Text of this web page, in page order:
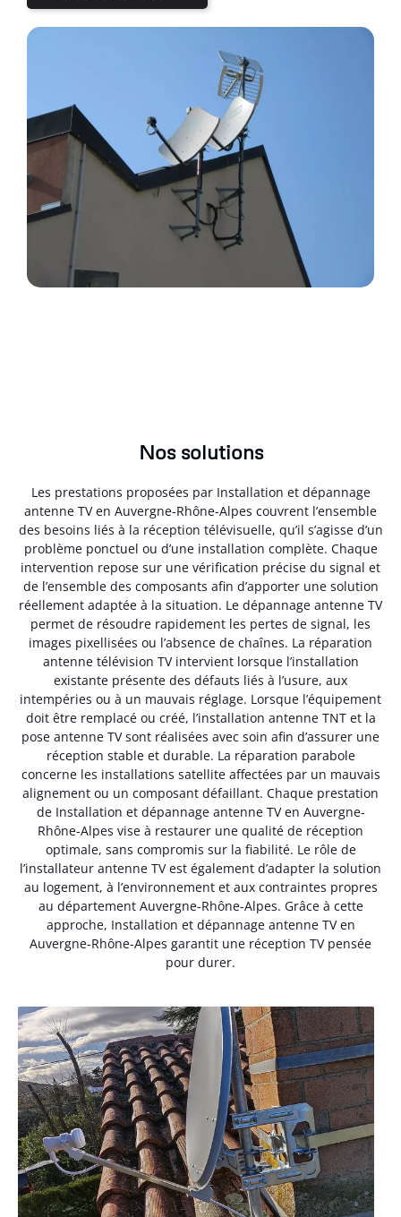
Nos solutions
Les prestations proposées par Installation et dépannage
antenne TV en Auvergne-Rhône-Alpes couvrent l’ensemble
des besoins liés à la réception télévisuelle, qu’il s’agisse d’un
problème ponctuel ou d’une installation complète. Chaque
intervention repose sur une vérification précise du signal et
de l’ensemble des composants afin d’apporter une solution
réellement adaptée à la situation. Le dépannage antenne TV
permet de résoudre rapidement les pertes de signal, les
images pixellisées ou l’absence de chaînes. La réparation
antenne télévision TV intervient lorsque l’installation
existante présente des défauts liés à l’usure, aux
intempéries ou à un mauvais réglage. Lorsque l’équipement
doit être remplacé ou créé, l’installation antenne TNT et la
pose antenne TV sont réalisées avec soin afin d’assurer une
réception stable et durable. La réparation parabole
concerne les installations satellite affectées par un mauvais
alignement ou un composant défaillant. Chaque prestation
de Installation et dépannage antenne TV en Auvergne-
Rhône-Alpes vise à restaurer une qualité de réception
optimale, sans compromis sur la fiabilité. Le rôle de
l’installateur antenne TV est également d’adapter la solution
au logement, à l’environnement et aux contraintes propres
au département Auvergne-Rhône-Alpes. Grâce à cette
approche, Installation et dépannage antenne TV en
Auvergne-Rhône-Alpes garantit une réception TV pensée
pour durer.